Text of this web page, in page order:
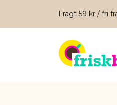
Fragt 59 kr / fri